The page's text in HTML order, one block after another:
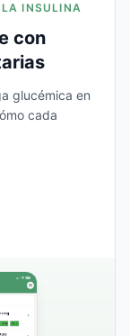
LA INSULINA
con
glucémica en
cada